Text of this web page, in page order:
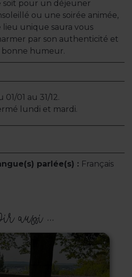
soit pour un déjeuner
ou une soirée animée,
lieu unique saura vous
par son authenticité et
bonne humeur.
01/01 au 31/12.
lundi et mardi.
parlée(s) : Français
aussi ...